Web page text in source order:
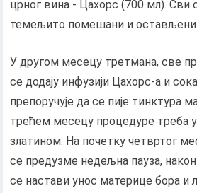
црног вина - Цахорс (700 мл). Сви
темељито помешани и остављени
У другом месецу третмана, све
се додају инфузији Цахорс-а и
препоручује да се пије тинктура
трећем месецу процедуре треба
златином. На почетку четвртог
се предузме недељна пауза,
се настави унос материце бора и